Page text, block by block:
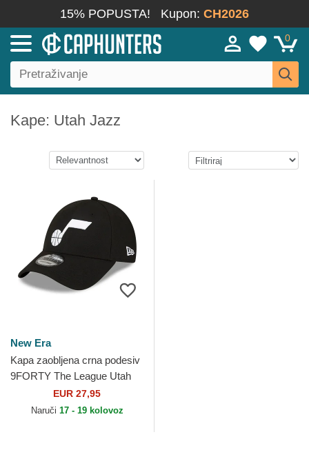
15% POPUSTA! Kupon: CH2026
0
Kape: Utah Jazz
New Era
Kapa zaobljena crna podesiv
9FORTY The League Utah
Jazz NBA New Era
EUR 27,95
Naruči 17 - 19 kolovoz